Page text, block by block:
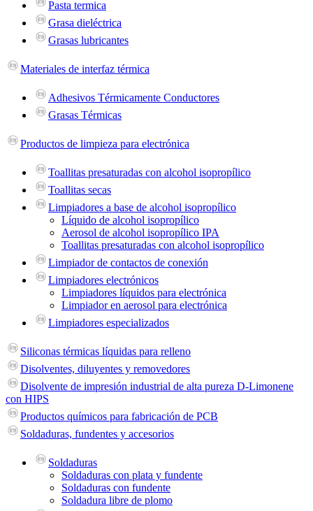
Pasta termica
Grasa dieléctrica
Grasas lubricantes
Materiales de interfaz térmica
Adhesivos Térmicamente Conductores
Grasas Térmicas
Productos de limpieza para electrónica
Toallitas presaturadas con alcohol isopropílico
Toallitas secas
Limpiadores a base de alcohol isopropílico
Líquido de alcohol isopropílico
Aerosol de alcohol isopropílico IPA
Toallitas presaturadas con alcohol isopropílico
Limpiador de contactos de conexión
Limpiadores electrónicos
Limpiadores líquidos para electrónica
Limpiador en aerosol para electrónica
Limpiadores especializados
Siliconas térmicas líquidas para relleno
Disolventes, diluyentes y removedores
Disolvente de impresión industrial de alta pureza D-Limonene
con HIPS
Productos químicos para fabricación de PCB
Soldaduras, fundentes y accesorios
Soldaduras
Soldaduras con plata y fundente
Soldaduras con fundente
Soldadura libre de plomo